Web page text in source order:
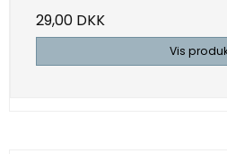
29,00 DKK
Vis